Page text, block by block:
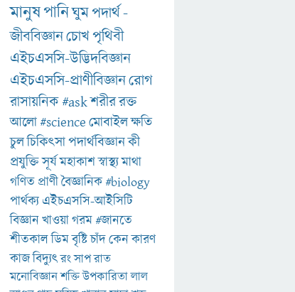
মানুষপানিঘুমপদার্থ-
জীববিজ্ঞানচোখপৃথিবী
এইচএসসি-উদ্ভিদবিজ্ঞান
এইচএসসি-প্রাণীবিজ্ঞানরোগ
রাসায়নিক#askশরীররক্ত
আলো#scienceমোবাইলক্ষতি
চুলচিকিৎসাপদার্থবিজ্ঞানকী
প্রযুক্তিসূর্যমহাকাশস্বাস্থ্যমাথা
গণিত প্রাণীবৈজ্ঞানিক#biology
পার্থক্য এইচএসসি-আইসিটি
বিজ্ঞানখাওয়াগরম#জানতে
শীতকালডিমবৃষ্টিচাঁদকেনকারণ
কাজবিদ্যুৎরংসাপরাত
মনোবিজ্ঞানশক্তিউপকারিতালাল